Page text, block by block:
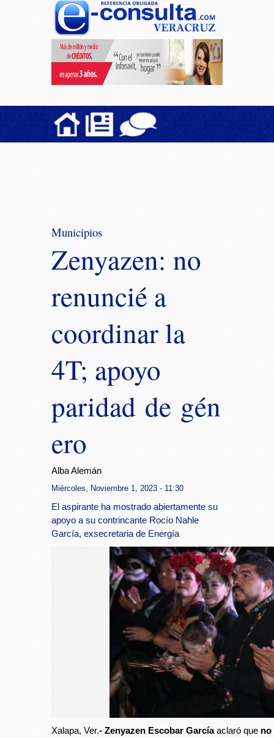
Municipios
Zenyazen: no
renuncié a
coordinar la
4T; apoyo
paridad de gén
ero
Alba Alemán
Miércoles, Noviembre 1, 2023 - 11:30
El aspirante ha mostrado abiertamente su
apoyo a su contrincante Rocío Nahle
García, exsecretaria de Energía
Xalapa, Ver.- Zenyazen Escobar Garcíaaclaró que no